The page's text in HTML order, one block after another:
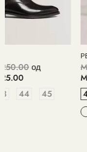
MKD10,450.00
MKD5,225.00